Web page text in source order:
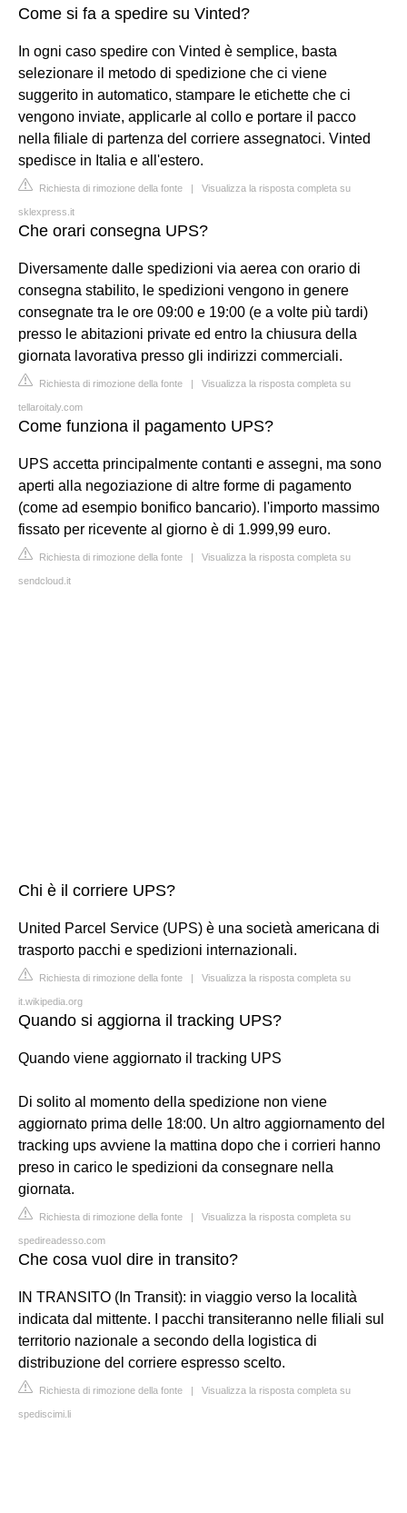
Come si fa a spedire su Vinted?
In ogni caso spedire con Vinted è semplice, basta
selezionare il metodo di spedizione che ci viene
suggerito in automatico, stampare le etichette che ci
vengono inviate, applicarle al collo e portare il pacco
nella filiale di partenza del corriere assegnatoci. Vinted
spedisce in Italia e all'estero.
Richiesta di rimozione della fonte | Visualizza la risposta completa su
sklexpress.it
Che orari consegna UPS?
Diversamente dalle spedizioni via aerea con orario di
consegna stabilito, le spedizioni vengono in genere
consegnate tra le ore 09:00 e 19:00 (e a volte più tardi)
presso le abitazioni private ed entro la chiusura della
giornata lavorativa presso gli indirizzi commerciali.
Richiesta di rimozione della fonte | Visualizza la risposta completa su
tellaroitaly.com
Come funziona il pagamento UPS?
UPS accetta principalmente contanti e assegni, ma sono
aperti alla negoziazione di altre forme di pagamento
(come ad esempio bonifico bancario). l'importo massimo
fissato per ricevente al giorno è di 1.999,99 euro.
Richiesta di rimozione della fonte | Visualizza la risposta completa su
sendcloud.it
Chi è il corriere UPS?
United Parcel Service (UPS) è una società americana di
trasporto pacchi e spedizioni internazionali.
Richiesta di rimozione della fonte | Visualizza la risposta completa su
it.wikipedia.org
Quando si aggiorna il tracking UPS?
Quando viene aggiornato il tracking UPS
Di solito al momento della spedizione non viene
aggiornato prima delle 18:00. Un altro aggiornamento del
tracking ups avviene la mattina dopo che i corrieri hanno
preso in carico le spedizioni da consegnare nella
giornata.
Richiesta di rimozione della fonte | Visualizza la risposta completa su
spedireadesso.com
Che cosa vuol dire in transito?
IN TRANSITO (In Transit): in viaggio verso la località
indicata dal mittente. I pacchi transiteranno nelle filiali sul
territorio nazionale a secondo della logistica di
distribuzione del corriere espresso scelto.
Richiesta di rimozione della fonte | Visualizza la risposta completa su
spediscimi.li